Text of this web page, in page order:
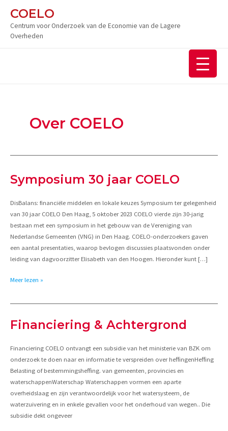
naar
inhoud
COELO
Centrum voor Onderzoek van de Economie van de Lagere
Overheden
Over COELO
Symposium 30 jaar COELO
DisBalans: financiële middelen en lokale keuzes Symposium ter gelegenheid
van 30 jaar COELO Den Haag, 5 oktober 2023 COELO vierde zijn 30-jarig
bestaan met een symposium in het gebouw van de Vereniging van
Nederlandse Gemeenten (VNG) in Den Haag. COELO-onderzoekers gaven
een aantal presentaties, waarop bevlogen discussies plaatsvonden onder
leiding van dagvoorzitter Elisabeth van den Hoogen. Hieronder kunt […]
Symposium
jaar
Meer lezen »
Financiering & Achtergrond
Financiering COELO ontvangt een subsidie van het ministerie van BZK om
onderzoek te doen naar en informatie te verspreiden over heffingenHeffing
Belasting of bestemmingsheffing. van gemeenten, provincies en
waterschappenWaterschap Waterschappen vormen een aparte
overheidslaag en zijn verantwoordelijk voor het watersysteem, de
waterzuivering en in enkele gevallen voor het onderhoud van wegen.. Die
subsidie dekt ongeveer